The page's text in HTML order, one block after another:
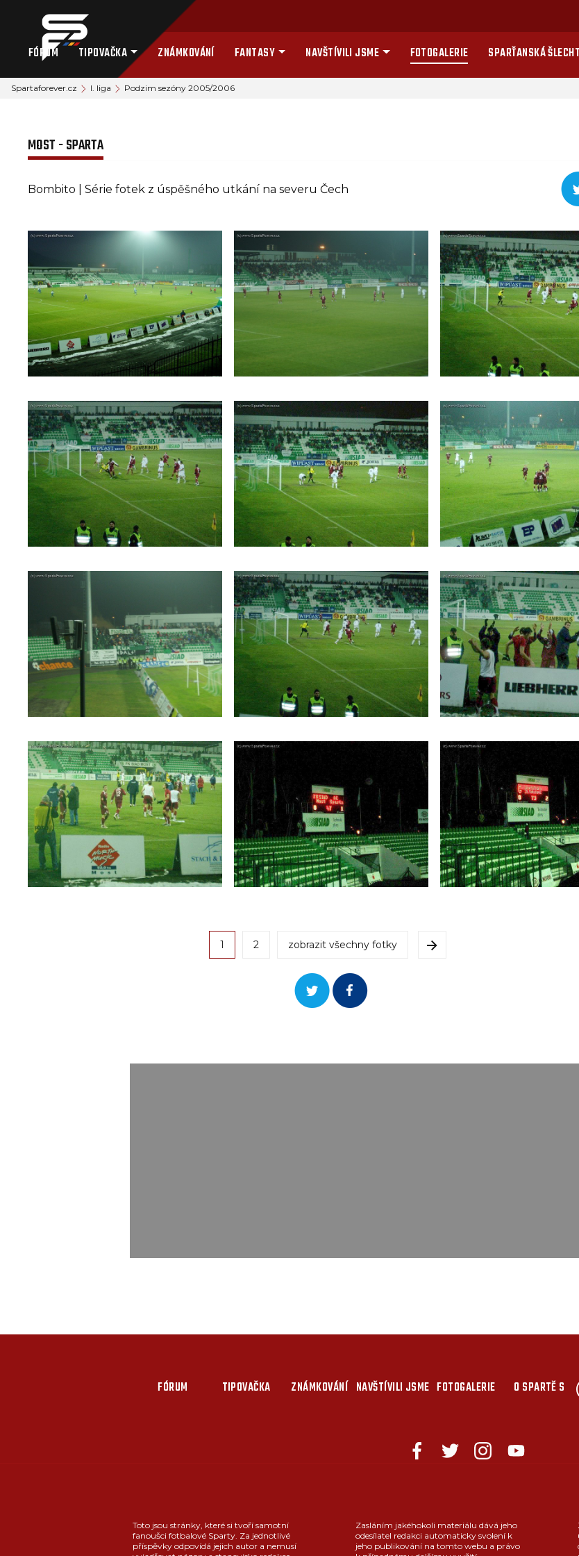
FÓRUM TIPOVAČKA ZNÁMKOVÁNÍ FANTASY NAVŠTÍVILI JSME FOTOGALERIE SPARŤANSKÁ
Spartaforever.cz I. liga Podzim sezóny 2005/2006
MOST - SPARTA
Bombito | Série fotek z úspěšného utkání na severu Čech
1 2 zobrazit všechny fotky
FÓRUM TIPOVAČKA ZNÁMKOVÁNÍ NAVŠTÍVILI JSME FOTOGALERIE O SPARTĚ S
Toto jsou stránky, které si tvoří samotní
fanoušci fotbalové Sparty. Za jednotlivé
příspěvky odpovídá jejich autor a nemusí
Zasláním jakéhokoli materiálu dává jeho
odesílatel redakci automaticky svolení k
jeho publikování na tomto webu a právo